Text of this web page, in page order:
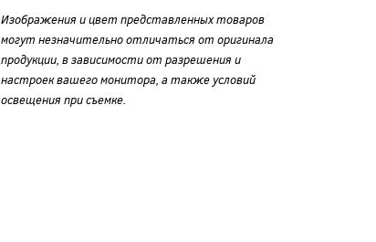
Изображения и цвет представленных товаров
могут незначительно отличаться от оригинала
продукции, в зависимости от разрешения и
настроек вашего монитора, а также условий
освещения при съемке.